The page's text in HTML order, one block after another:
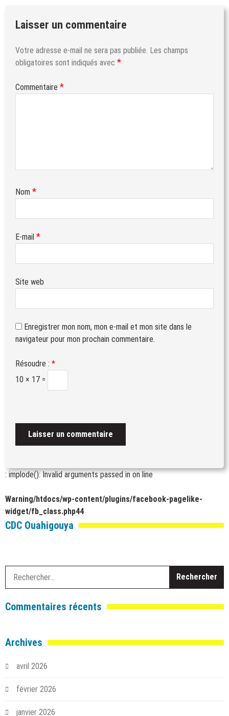
Laisser un commentaire
Votre adresse e-mail ne sera pas publiée. Les champs
obligatoires sont indiqués avec *
Commentaire *
Nom *
E-mail *
Site web
Enregistrer mon nom, mon e-mail et mon site dans le
navigateur pour mon prochain commentaire.
Résoudre : *
10 × 17 =
: implode(): Invalid arguments passed inon line
Warning/htdocs/wp-content/plugins/facebook-pagelike-
widget/fb_class.php44
CDC Ouahigouya
Commentaires récents
Archives
avril 2026
février 2026
janvier 2026